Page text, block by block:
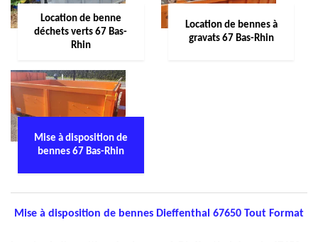
Location de benne
déchets verts 67 Bas-
Rhin
Location de bennes à
gravats 67 Bas-Rhin
Mise à disposition de
bennes 67 Bas-Rhin
Mise à disposition de bennes Dieffenthal 67650 Tout Format